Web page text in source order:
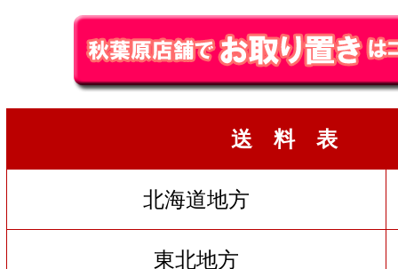
送 料 表
北海道地方
東北地方